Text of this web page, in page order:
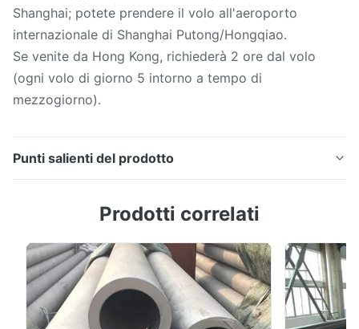
Shanghai; potete prendere il volo all'aeroporto
internazionale di Shanghai Putong/Hongqiao.
Se venite da Hong Kong, richiederà 2 ore dal volo
(ogni volo di giorno 5 intorno a tempo di
mezzogiorno).
Punti salienti del prodotto
cuciture 8mm ~ 101.6mm della metropolitana di
Descrizione 1. Caratteristiche principali ed
applicazione di GB/T 18254 GCr15SiMnGB/T 18254
GCr15SiMn è un genere di cromo ad alto tenore di
carbonio che sopporta l...
Prodotti correlati